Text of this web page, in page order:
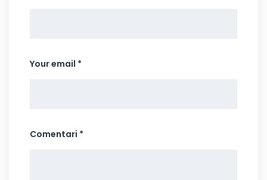
Your email *
Comentari *